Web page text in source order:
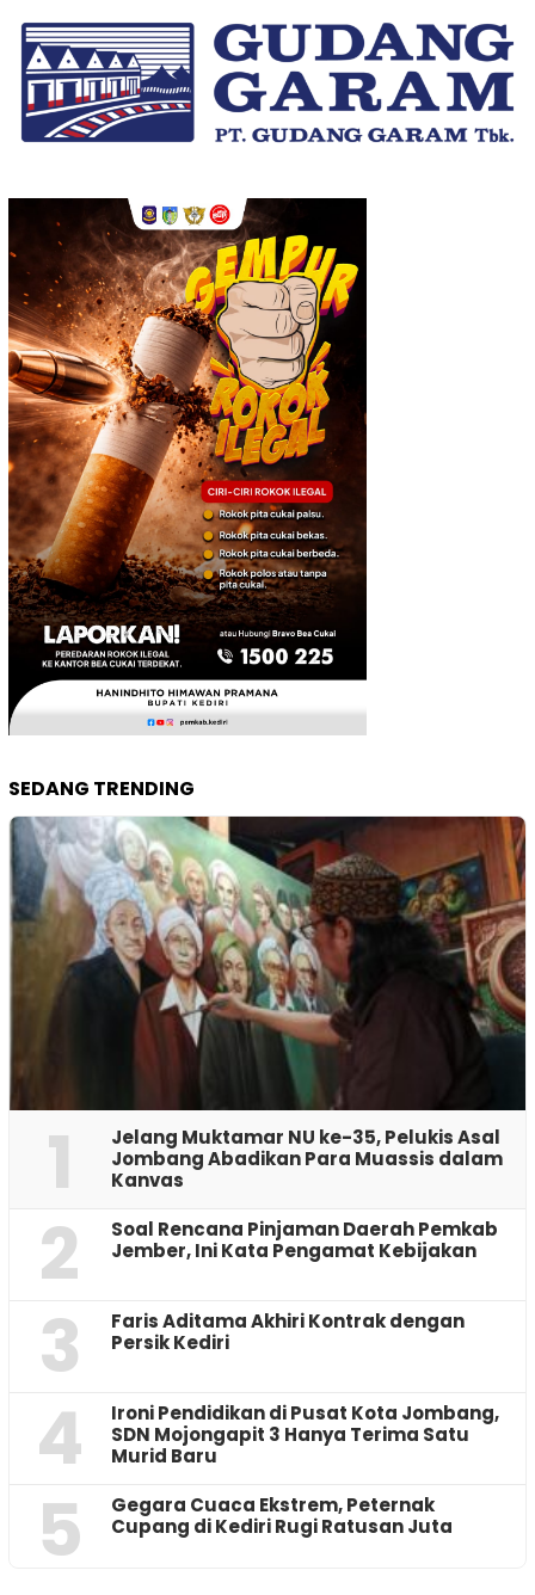
SEDANG TRENDING
1
Jelang Muktamar NU ke-35, Pelukis Asal
Jombang Abadikan Para Muassis dalam
Kanvas
2
‎Soal Rencana Pinjaman Daerah Pemkab
Jember, Ini Kata Pengamat Kebijakan ‎
3
Faris Aditama Akhiri Kontrak dengan
Persik Kediri
4
Ironi Pendidikan di Pusat Kota Jombang,
SDN Mojongapit 3 Hanya Terima Satu
Murid Baru
5
‎Gegara Cuaca Ekstrem, Peternak
Cupang di Kediri Rugi Ratusan Juta